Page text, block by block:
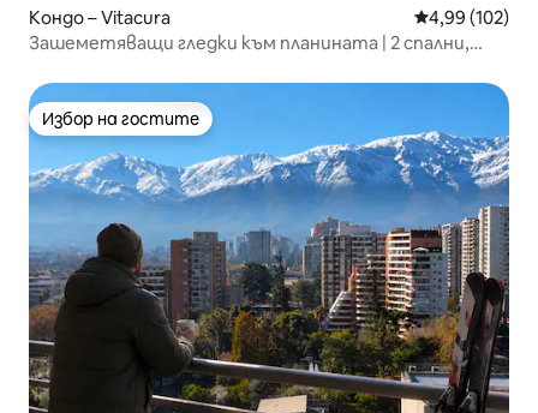
Кондо – Vitacura Средна
4,99 (102)
Зашеметяващи гледки към планината | 2 спални,
Избор на гостите
Избор на гостите